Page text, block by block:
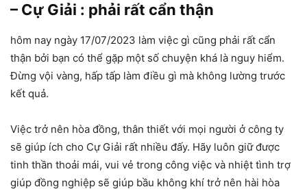
– Cự Giải : phải rất cẩn thận
hôm nay ngày 17/07/2023 làm việc gì cũng phải rất cẩn
thận bởi bạn có thể gặp một số chuyện khá là nguy hiểm.
Đừng vội vàng, hấp tấp làm điều gì mà không lường trước
kết quả.
Việc trở nên hòa đồng, thân thiết với mọi người ở công ty
sẽ giúp ích cho Cự Giải rất nhiều đấy. Hãy luôn giữ được
tinh thần thoải mái, vui vẻ trong công việc và nhiệt tình trợ
giúp đồng nghiệp sẽ giúp bầu không khí trở nên hài hòa